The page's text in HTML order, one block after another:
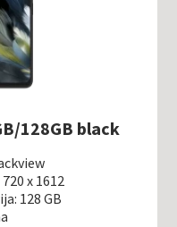
128GB black
x 1612
128 GB